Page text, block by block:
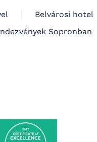
Belvárosi hotel
Sopronban